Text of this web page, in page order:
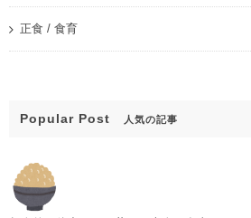
正食 / 食育
Popular Post 人気の記事